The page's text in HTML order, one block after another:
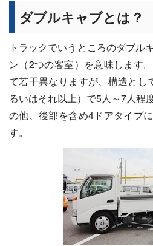
ダブルキャブとは？
トラックでいうところのダブル
ン（2つの客室）を意味します
て若干異なりますが、構造とし
るいはそれ以上）で5人～7人程
の他、後部を含め4ドアタイプ
す。